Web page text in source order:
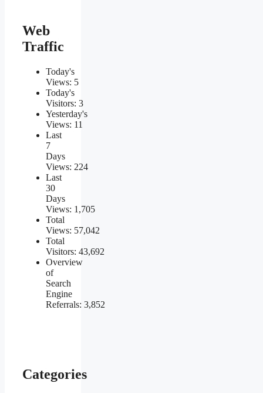
Web
Traffic
Today's
Views: 5
Today's
Visitors: 3
Yesterday's
Views: 11
Last
7
Days
Views: 224
Last
30
Days
Views: 1,705
Total
Views: 57,042
Total
Visitors: 43,692
Overview
of
Search
Engine
Referrals: 3,852
Categories